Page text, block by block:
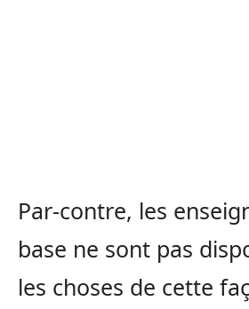
Par-contre, les
base ne sont pas
les choses de cette